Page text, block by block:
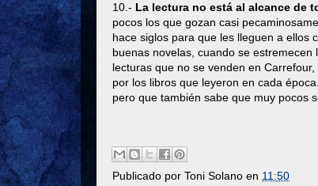
10.- La lectura no está al alcance de
pocos los que gozan casi
hace siglos para que les lleguen a ellos
buenas novelas, cuando se
lecturas que no se venden en
por los libros que leyeron en cada
pero que también sabe que muy pocos
Publicado por Toni Solano en 11:50